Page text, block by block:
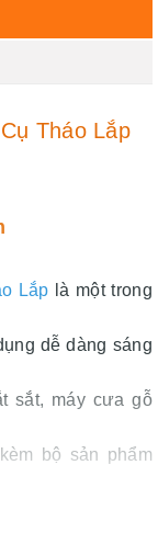
Tháo Lắp
Lắp là một trong
dễ dàng sáng
sắt, máy cưa gỗ
bộ sản phẩm
tối đa quá trình